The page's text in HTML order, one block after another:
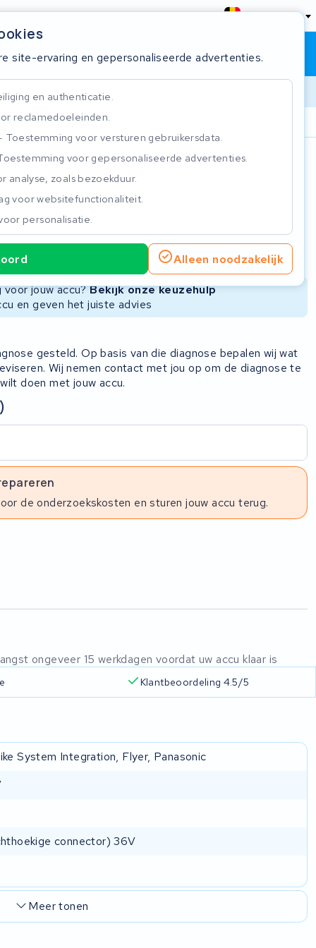
België
Winkelwagen Inloggen
site-ervaring en gepersonaliseerde advertenties.
en authenticatie.
reclamedoeleinden.
Toestemming voor versturen gebruikersdata.
voor gepersonaliseerde advertenties.
analyse, zoals bezoekduur.
voor websitefunctionaliteit.
personalisatie.
Alleen noodzakelijk
Nieuwe Accu Refurbished Accu
Niet beschikbaar
voor jouw accu?Bekijk onze keuzehulp
en geven het juiste advies
gesteld. Op basis van die diagnose bepalen wij wat
Wij nemen contact met jou op om de diagnose te
doen met jouw accu.
de onderzoekskosten en sturen jouw accu terug.
ongeveer 15 werkdagen voordat uw accu klaar is
Klantbeoordeling 4.5/5
System Integration, Flyer, Panasonic
connector) 36V
Meer tonen